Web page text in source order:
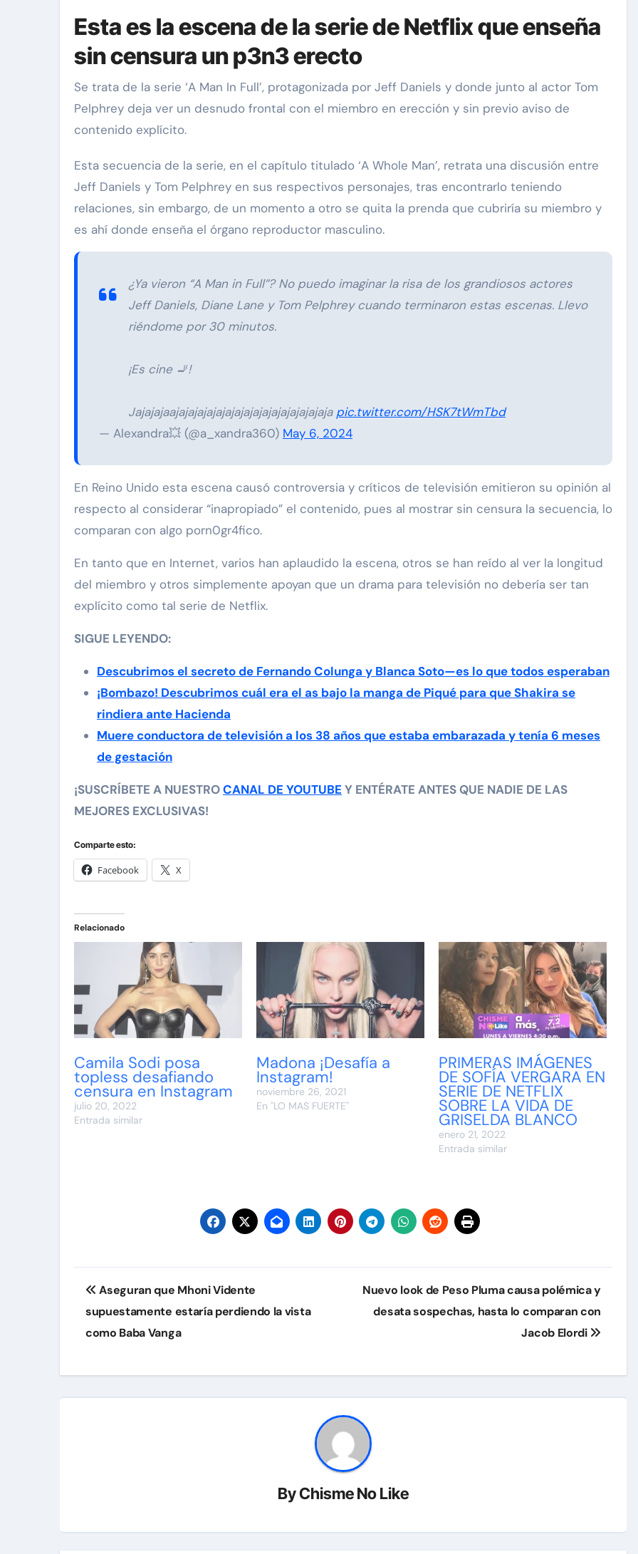
Esta es la escena de la serie de Netflix que enseña
sin censura un p3n3 erecto
Se trata de la serie ‘A Man In Full’, protagonizada por Jeff Daniels y donde junto al actor Tom
Pelphrey deja ver un desnudo frontal con el miembro en erección y sin previo aviso de
contenido explícito.
Esta secuencia de la serie, en el capítulo titulado ‘A Whole Man’, retrata una discusión entre
Jeff Daniels y Tom Pelphrey en sus respectivos personajes, tras encontrarlo teniendo
relaciones, sin embargo, de un momento a otro se quita la prenda que cubriría su miembro y
es ahí donde enseña el órgano reproductor masculino.
¿Ya vieron “A Man in Full”? No puedo imaginar la risa de los grandiosos actores
Jeff Daniels, Diane Lane y Tom Pelphrey cuando terminaron estas escenas. Llevo
riéndome por 30 minutos.
¡Es cine 🚬!
Jajajajaajajajajajajajajajajajajajajajajaja pic.twitter.com/HSK7tWmTbd
— Alexandra💥 (@a_xandra360) May 6, 2024
En Reino Unido esta escena causó controversia y críticos de televisión emitieron su opinión al
respecto al considerar “inapropiado” el contenido, pues al mostrar sin censura la secuencia, lo
comparan con algo porn0gr4fico.
En tanto que en Internet, varios han aplaudido la escena, otros se han reído al ver la longitud
del miembro y otros simplemente apoyan que un drama para televisión no debería ser tan
explícito como tal serie de Netflix.
SIGUE LEYENDO:
Descubrimos el secreto de Fernando Colunga y Blanca Soto—es lo que todos esperaban
¡Bombazo! Descubrimos cuál era el as bajo la manga de Piqué para que Shakira se
rindiera ante Hacienda
Muere conductora de televisión a los 38 años que estaba embarazada y tenía 6 meses
de gestación
¡SUSCRÍBETE A NUESTROCANAL DE YOUTUBE Y ENTÉRATE ANTES QUE NADIE DE LAS
MEJORES EXCLUSIVAS!
Comparte esto:
Facebook X
Relacionado
Camila Sodi posa
topless desafiando
censura en Instagram
julio 20, 2022
Entrada similar
Madona ¡Desafía a
Instagram!
noviembre 26, 2021
En "LO MAS FUERTE"
PRIMERAS IMÁGENES
DE SOFÍA VERGARA EN
SERIE DE NETFLIX
SOBRE LA VIDA DE
GRISELDA BLANCO
enero 21, 2022
Entrada similar
Navegación
de
entradas
Aseguran que Mhoni Vidente
supuestamente estaría perdiendo la vista
como Baba Vanga
Nuevo look de Peso Pluma causa polémica y
desata sospechas, hasta lo comparan con
Jacob Elordi
ByChisme No Like
visita a
el hospital:
la vida que
Exclusivas
Luis Enrique Guzmán se
sincera sobre situación de
Silvia Pinal y declara: “Está
en proceso de partir”
Nov 28, 2024
Entre lágrimas, asistente de
Silvia Pinal revela nuevos
detalles sobre su salud
Nov 27, 2024